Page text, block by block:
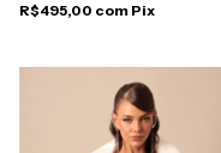
R$495,00 com Pix